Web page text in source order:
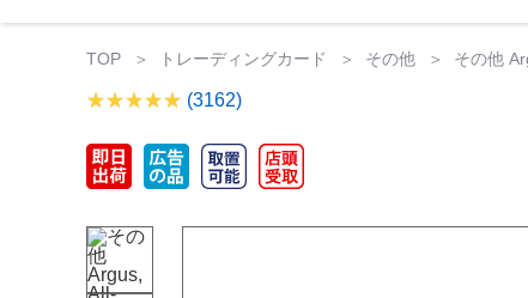
TOP トレーディングカード その他 その他
(3162)